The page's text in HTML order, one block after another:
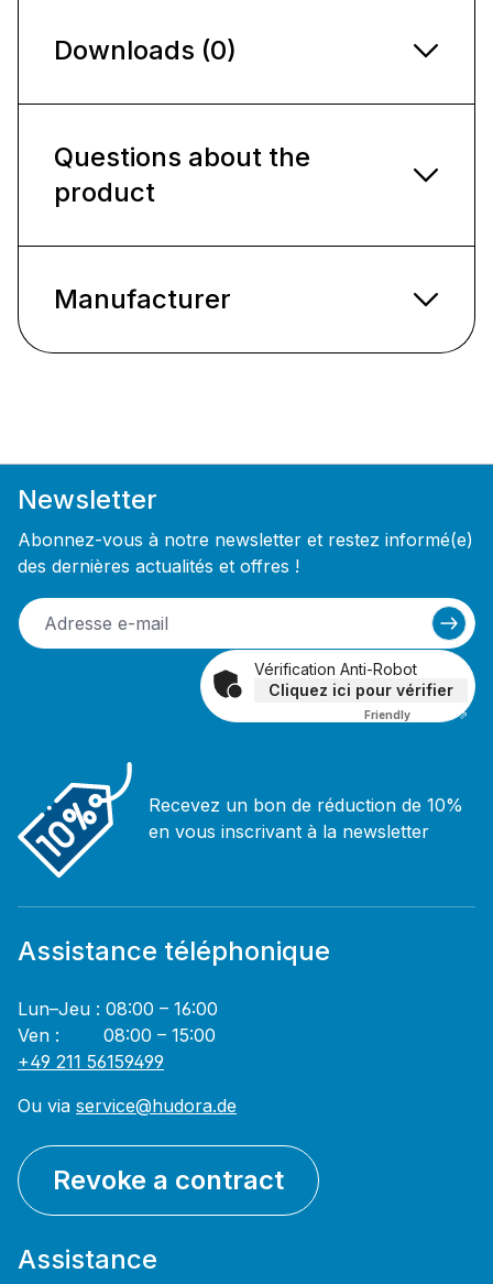
Downloads (0)
Questions about the
product
Manufacturer
Newsletter
Abonnez-vous à notre newsletter et restez informé(e)
des dernières actualités et offres !
Vérification Anti-Robot
Cliquez ici pour vérifier
Friendly Captcha ⇗
Recevez un bon de réduction de 10%
en vous inscrivant à la newsletter
Assistance téléphonique
Lun–Jeu : 08:00 – 16:00
Ven : 08:00 – 15:00
+49 211 56159499
Ou via service@hudora.de
Revoke a contract
Assistance